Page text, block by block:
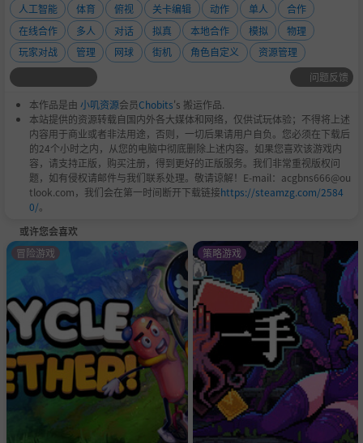
人工智能 体育 俯视 关卡编辑 动作 单人
合作
在线合作
多人 对话 拟真 本地合作 模拟
物理
玩家对战
管理 网球 街机 角色自定义
资源管理
问题反馈
本作品是由 小叽资源会员Chobits's 搬运作品.
本站提供的资源转载自国内外各大媒体和网络，仅供试玩体验；不得将上述
内容用于商业或者非法用途，否则，一切后果请用户自负。您必须在下载后
的24个小时之内，从您的电脑中彻底删除上述内容。如果您喜欢该游戏内
容，请支持正版，购买注册，得到更好的正版服务。我们非常重视版权问
题，如有侵权请邮件与我们联系处理。敬请谅解！E-mail：acgbns666@ou
tlook.com，我们会在第一时间断开下载链接https://steamzg.com/2584
0/。
或许您会喜欢
冒险游戏 策略游戏